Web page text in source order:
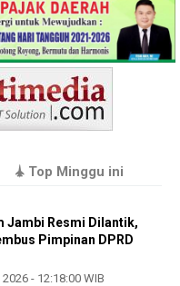
Top Minggu ini
Jambi Resmi Dilantik,
Pimpinan DPRD
- 12:18:00 WIB